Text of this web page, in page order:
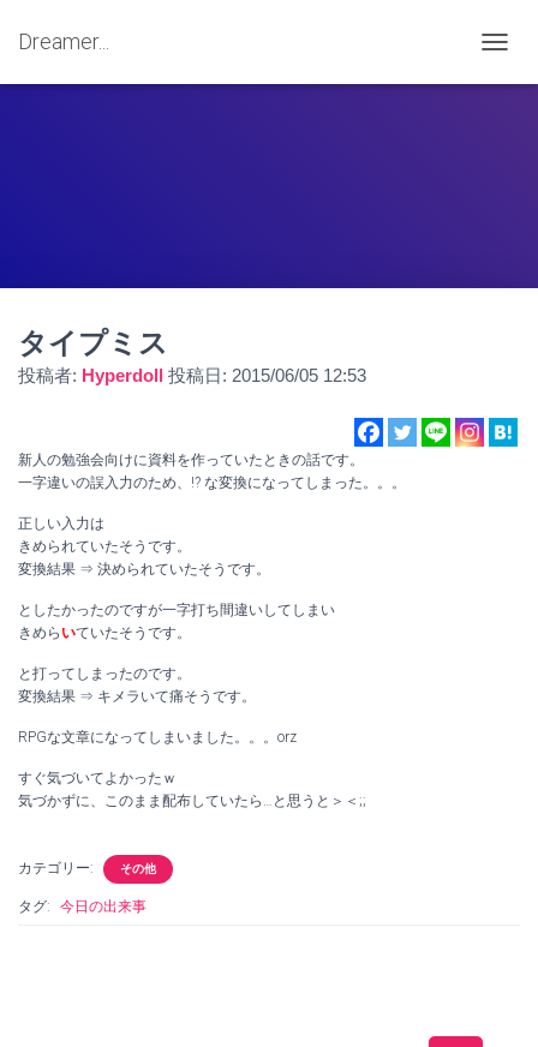
Dreamer...
ビ
替
タイプミス
投稿者: Hyperdoll 投稿日: 2015/06/05 12:53
新人の勉強会向けに資料を作っていたときの話です。
一字違いの誤入力のため、!? な変換になってしまった。。。
正しい入力は
きめられていたそうです。
変換結果 ⇒ 決められていたそうです。
としたかったのですが一字打ち間違いしてしまい
きめら いていたそうです。
と打ってしまったのです。
変換結果 ⇒ キメラいて痛そうです。
RPGな文章になってしまいました。。。orz
すぐ気づいてよかったｗ
気づかずに、このまま配布していたら…と思うと＞＜;;
カテゴリー: その他
タグ: 今日の出来事